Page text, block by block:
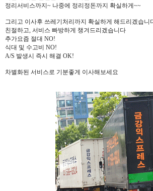
정리서비스까지~ 나중에 정리정돈까지 확실하게~~
그리고 이사후 쓰레기처리까지 확실하게 해드리겠습니
친절하고, 서비스 빠방하게 챙겨드리겠습니다
추가요즘 절대 NO!
식대 및 수고비 NO!
A/S 발생시 즉시 해결 OK!
차별화된 서비스로 기분좋게 이사해보세요